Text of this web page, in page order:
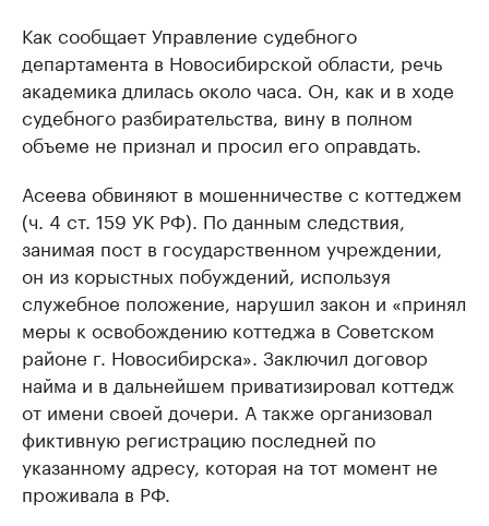
Как сообщает Управление судебного
департамента в Новосибирской области, речь
академика длилась около часа. Он, как и в ходе
судебного разбирательства, вину в полном
объеме не признал и просил его оправдать.
Асеева обвиняют в мошенничестве с коттеджем
(ч. 4 ст. 159 УК РФ). По данным следствия,
занимая пост в государственном учреждении,
он из корыстных побуждений, используя
служебное положение, нарушил закон и «принял
меры к освобождению коттеджа в Советском
районе г. Новосибирска». Заключил договор
найма и в дальнейшем приватизировал коттедж
от имени своей дочери. А также организовал
фиктивную регистрацию последней по
указанному адресу, которая на тот момент не
проживала в РФ.